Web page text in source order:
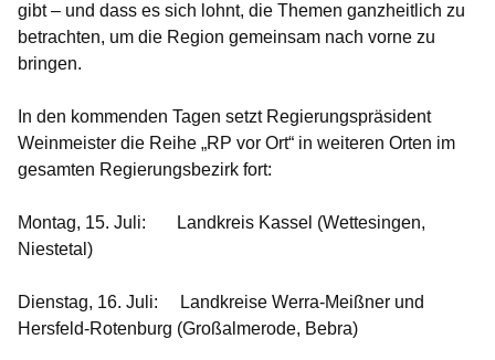
gibt – und dass es sich lohnt, die Themen ganzheitlich zu
betrachten, um die Region gemeinsam nach vorne zu
bringen.
In den kommenden Tagen setzt Regierungspräsident
Weinmeister die Reihe „RP vor Ort“ in weiteren Orten im
gesamten Regierungsbezirk fort:
Montag, 15. Juli: Landkreis Kassel (Wettesingen,
Niestetal)
Dienstag, 16. Juli: Landkreise Werra-Meißner und
Hersfeld-Rotenburg (Großalmerode, Bebra)